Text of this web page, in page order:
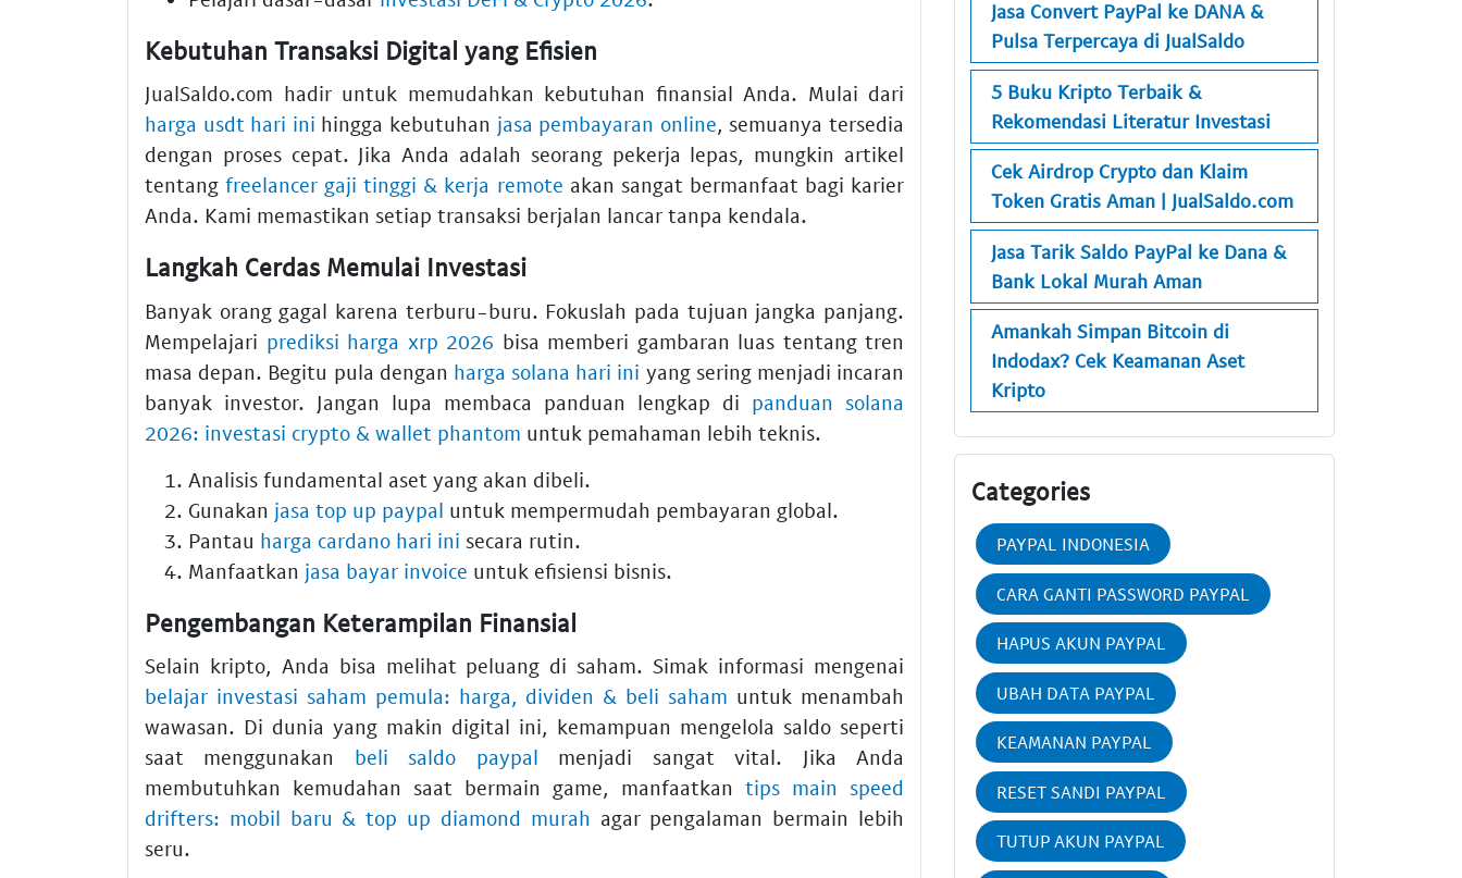
Kebutuhan Transaksi Digital yang Efisien
JualSaldo.com hadir untuk memudahkan kebutuhan finansial Anda. Mulai dari
harga usdt hari ini hingga kebutuhan jasa pembayaran online, semuanya tersedia
dengan proses cepat. Jika Anda adalah seorang pekerja lepas, mungkin artikel
tentangfreelancer gaji tinggi & kerja remote akan sangat bermanfaat bagi karier
Anda. Kami memastikan setiap transaksi berjalan lancar tanpa kendala.
Langkah Cerdas Memulai Investasi
Banyak orang gagal karena terburu-buru. Fokuslah pada tujuan jangka panjang.
Mempelajari prediksi harga xrp 2026 bisa memberi gambaran luas tentang tren
masa depan. Begitu pula dengan harga solana hari ini yang sering menjadi incaran
banyak investor. Jangan lupa membaca panduan lengkap di panduan solana
2026: investasi crypto & wallet phantom untuk pemahaman lebih teknis.
Analisis fundamental aset yang akan dibeli.
Gunakan jasa top up paypal untuk mempermudah pembayaran global.
Pantau harga cardano hari ini secara rutin.
Manfaatkan jasa bayar invoice untuk efisiensi bisnis.
Pengembangan Keterampilan Finansial
Selain kripto, Anda bisa melihat peluang di saham. Simak informasi mengenai
belajar investasi saham pemula: harga, dividen & beli saham untuk menambah
wawasan. Di dunia yang makin digital ini, kemampuan mengelola saldo seperti
saat menggunakan beli saldo paypal menjadi sangat vital. Jika Anda
membutuhkan kemudahan saat bermain game, manfaatkan tips main speed
drifters: mobil baru & top up diamond murah agar pengalaman bermain lebih
seru.
Jasa Convert PayPal ke DANA &
Pulsa Terpercaya di JualSaldo
5 Buku Kripto Terbaik &
Rekomendasi Literatur Investasi
Cek Airdrop Crypto dan Klaim
Token Gratis Aman | JualSaldo.com
Jasa Tarik Saldo PayPal ke Dana &
Bank Lokal Murah Aman
Amankah Simpan Bitcoin di
Indodax? Cek Keamanan Aset
Kripto
Categories
PAYPAL INDONESIA
CARA GANTI PASSWORD PAYPAL
HAPUS AKUN PAYPAL
UBAH DATA PAYPAL
KEAMANAN PAYPAL
RESET SANDI PAYPAL
TUTUP AKUN PAYPAL